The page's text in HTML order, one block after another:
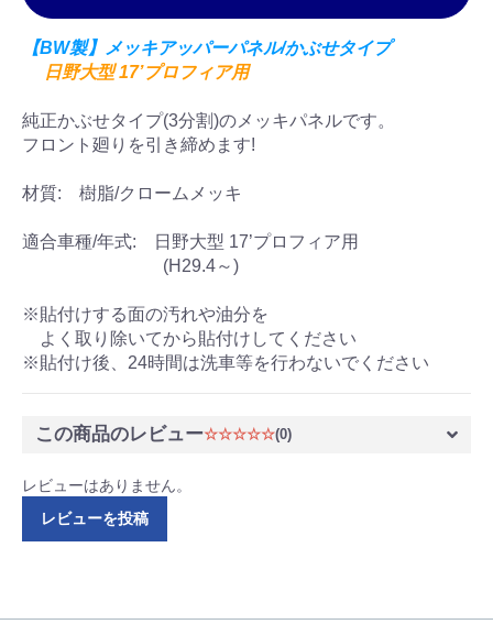
【BW製】メッキアッパーパネル/かぶせタイプ
日野大型 17’プロフィア用
純正かぶせタイプ(3分割)のメッキパネルです。
フロント廻りを引き締めます!
材質: 樹脂/クロームメッキ
適合車種/年式: 日野大型 17’プロフィア用
(H29.4～)
※貼付けする面の汚れや油分を
よく取り除いてから貼付けしてください
※貼付け後、24時間は洗車等を行わないでください
この商品のレビュー☆☆☆☆☆(0)
レビューはありません。
レビューを投稿